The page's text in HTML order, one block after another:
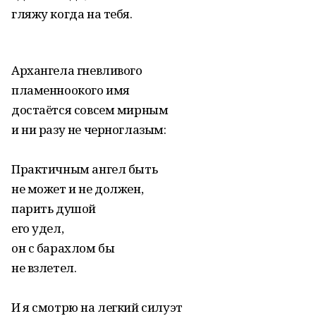
гляжу когда на тебя.
Архангела гневливого
пламенноокого имя
достаётся совсем мирным
и ни разу не черноглазым:
Практичным ангел быть
не может и не должен,
парить душой
его удел,
он с барахлом бы
не взлетел.
И я смотрю на легкий силуэт